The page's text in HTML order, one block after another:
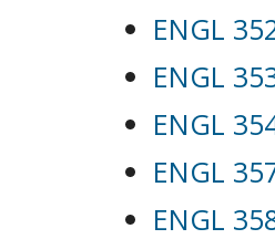
ENGL
ENGL
ENGL
ENGL
ENGL